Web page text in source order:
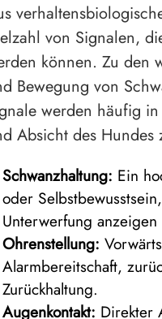
von Signalen,
können. Zu den
Bewegung von
werden häufig
Absicht des Hundes
Schwanzhaltung: Ein
oder
Unterwerfung anzeigen
Ohrenstellung:
Alarmbereitschaft,
Zurückhaltung.
Augenkontakt: Direkter